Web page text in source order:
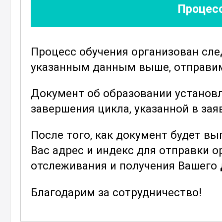
эксплуатации канатных дорог.
их особенностях и специфике
слесарей-обходчиков в этой сфере.
Особое внимание уделяется
узлов и агрегатов. Участники
выявления и устранения
методы повышения
технического обслуживания.
В завершение курса слушатели
навыки, что позволит им стать
Процесс обучения организован
указанным данным выше,
Документ об образовании
завершения цикла, указанной в
После того, как документ будет
Вас адрес и индекс для отправки
отслеживания и получения Вашего
Благодарим за сотрудничество!